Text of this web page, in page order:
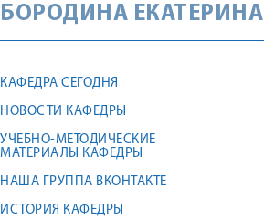
БОРОДИНА ЕКАТЕРИНА
КАФЕДРА СЕГОДНЯ
НОВОСТИ КАФЕДРЫ
УЧЕБНО-МЕТОДИЧЕСКИЕ
МАТЕРИАЛЫ КАФЕДРЫ
НАША ГРУППА ВКОНТАКТЕ
ИСТОРИЯ КАФЕДРЫ